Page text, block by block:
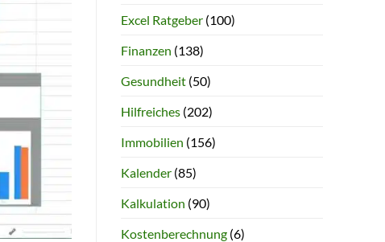
Excel Ratgeber(100)
Finanzen (138)
Gesundheit(50)
Hilfreiches(202)
Immobilien (156)
Kalender(85)
Kalkulation (90)
Kostenberechnung(6)